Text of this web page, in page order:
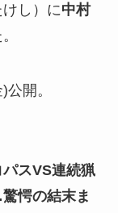
し）に中村
開。
スVS連続猟
愕の結末ま